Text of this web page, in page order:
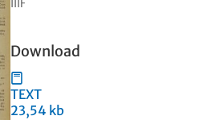
IIIF
Download
TEXT
23,54 kb